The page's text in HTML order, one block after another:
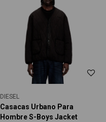
DIESEL
Casacas Urbano Para
Hombre S-Boys Jacket